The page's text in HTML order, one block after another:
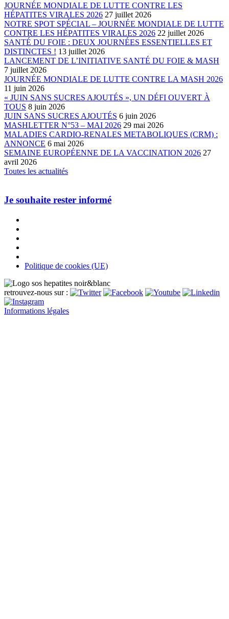
JOURNÉE MONDIALE DE LUTTE CONTRE LES
HÉPATITES VIRALES 2026 27 juillet 2026
NOTRE SPOT SPÉCIAL – JOURNÉE MONDIALE DE LUTTE
CONTRE LES HÉPATITES VIRALES 2026 22 juillet 2026
SANTÉ DU FOIE : DEUX JOURNÉES ESSENTIELLES ET
DISTINCTES ! 13 juillet 2026
LANCEMENT DE L’INITIATIVE SANTÉ DU FOIE & MASH
7 juillet 2026
JOURNÉE MONDIALE DE LUTTE CONTRE LA MASH 2026
11 juin 2026
« JUIN SANS SUCRES AJOUTÉS », UN DÉFI OUVERT À
TOUS 8 juin 2026
JUIN SANS SUCRES AJOUTÉS 6 juin 2026
MASHLETTER N°53 – MAI 2026 29 mai 2026
MALADIES CARDIO-RENALES METABOLIQUES (CRM) :
ANNONCE 6 mai 2026
SEMAINE EUROPÉENNE DE LA VACCINATION 2026 27
avril 2026
Toutes les actualités
Je souhaite rester informé
Politique de cookies (UE)
retrouvez-nous sur :
Informations légales